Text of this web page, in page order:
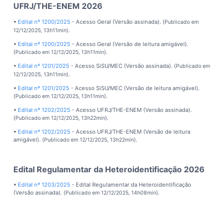
UFRJ/THE-ENEM 2026
• Edital nº 1200/2025 - Acesso Geral (Versão assinada). (Publicado em
12/12/2025, 13h11min).
• Edital nº 1200/2025 - Acesso Geral (Versão de leitura amigável).
(Publicado em 12/12/2025, 13h11min).
• Edital nº 1201/2025 - Acesso SiSU/MEC (Versão assinada). (Publicado em
12/12/2025, 13h11min).
• Edital nº 1201/2025 - Acesso SiSU/MEC (Versão de leitura amigável).
(Publicado em 12/12/2025, 13h11min).
• Edital nº 1202/2025 - Acesso UFRJ/THE-ENEM (Versão assinada).
(Publicado em 12/12/2025, 13h22min).
• Edital nº 1202/2025 - Acesso UFRJ/THE-ENEM (Versão de leitura
amigável). (Publicado em 12/12/2025, 13h22min).
Edital Regulamentar da Heteroidentificação 2026
• Edital nº 1203/2025 - Edital Regulamentar da Heteroidentificação
(Versão assinada). (Publicado em 12/12/2025, 14h08min).